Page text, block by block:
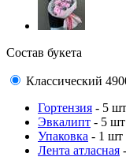
Состав букета
Классический
Гортензия - 5 шт
Эвкалипт - 5 шт
Упаковка - 1 шт
Лента атласная